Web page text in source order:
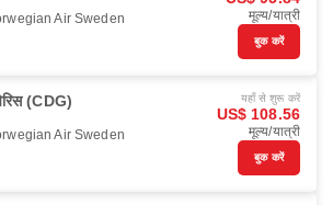
Air Sweden
मूल्य/यात्री
बुक करें
(CDG)
Air Sweden
यहाँ से शुरू करें
US$ 108.56
मूल्य/यात्री
बुक करें